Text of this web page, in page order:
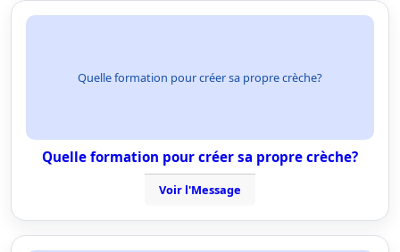
Quelle formation pour créer sa propre crèche?
Quelle formation pour créer sa propre crèche?
Voir l'Message